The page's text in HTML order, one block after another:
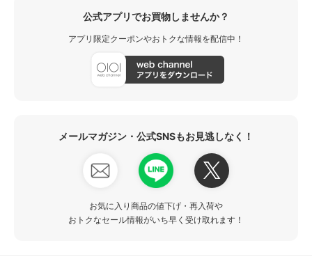
公式アプリでお買物しませんか？
アプリ限定クーポンやおトクな情報を配信中！
メールマガジン・公式SNSもお見逃しなく！
お気に入り商品の値下げ・再入荷や
おトクなセール情報がいち早く受け取れます！